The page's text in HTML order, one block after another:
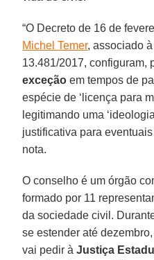
“O Decreto de 16 de
Michel Temer, associado
13.481/2017, configuram,
exceção em tempos de
espécie de ‘licença para
legitimando uma
justificativa para
nota.
O conselho é um órgão
formado por 11
da sociedade civil.
se estender até
vai pedir àJustiça